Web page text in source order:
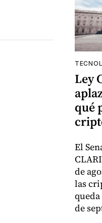
Ley
qué
El
de
las
queda
de